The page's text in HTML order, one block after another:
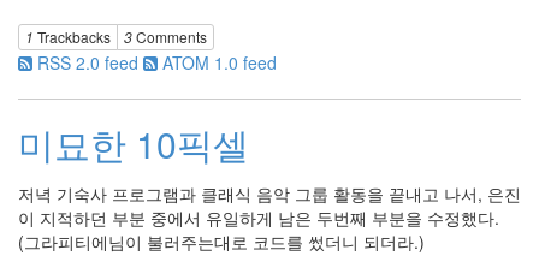
1 Trackbacks 3Comments
RSS 2.0 feed ATOM 1.0 feed
미묘한 10픽셀
저녁 기숙사 프로그램과 클래식 음악 그룹 활동을 끝내고 나서, 은진
이 지적하던 부분 중에서 유일하게 남은 두번째 부분을 수정했다.
(그라피티에님이 불러주는대로 코드를 썼더니 되더라.)